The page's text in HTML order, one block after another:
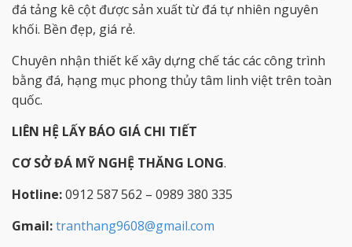
đá tảng kê cột được sản xuất từ đá tự nhiên nguyên
khối. Bền đẹp, giá rẻ.
Chuyên nhận thiết kế xây dựng chế tác các công trình
bằng đá, hạng mục phong thủy tâm linh việt trên toàn
quốc.
LIÊN HỆ LẤY BÁO GIÁ CHI TIẾT
CƠ SỞ ĐÁ MỸ NGHỆ THĂNG LONG.
Hotline:0912 587 562 – 0989 380 335
Gmail:tranthang9608@gmail.com